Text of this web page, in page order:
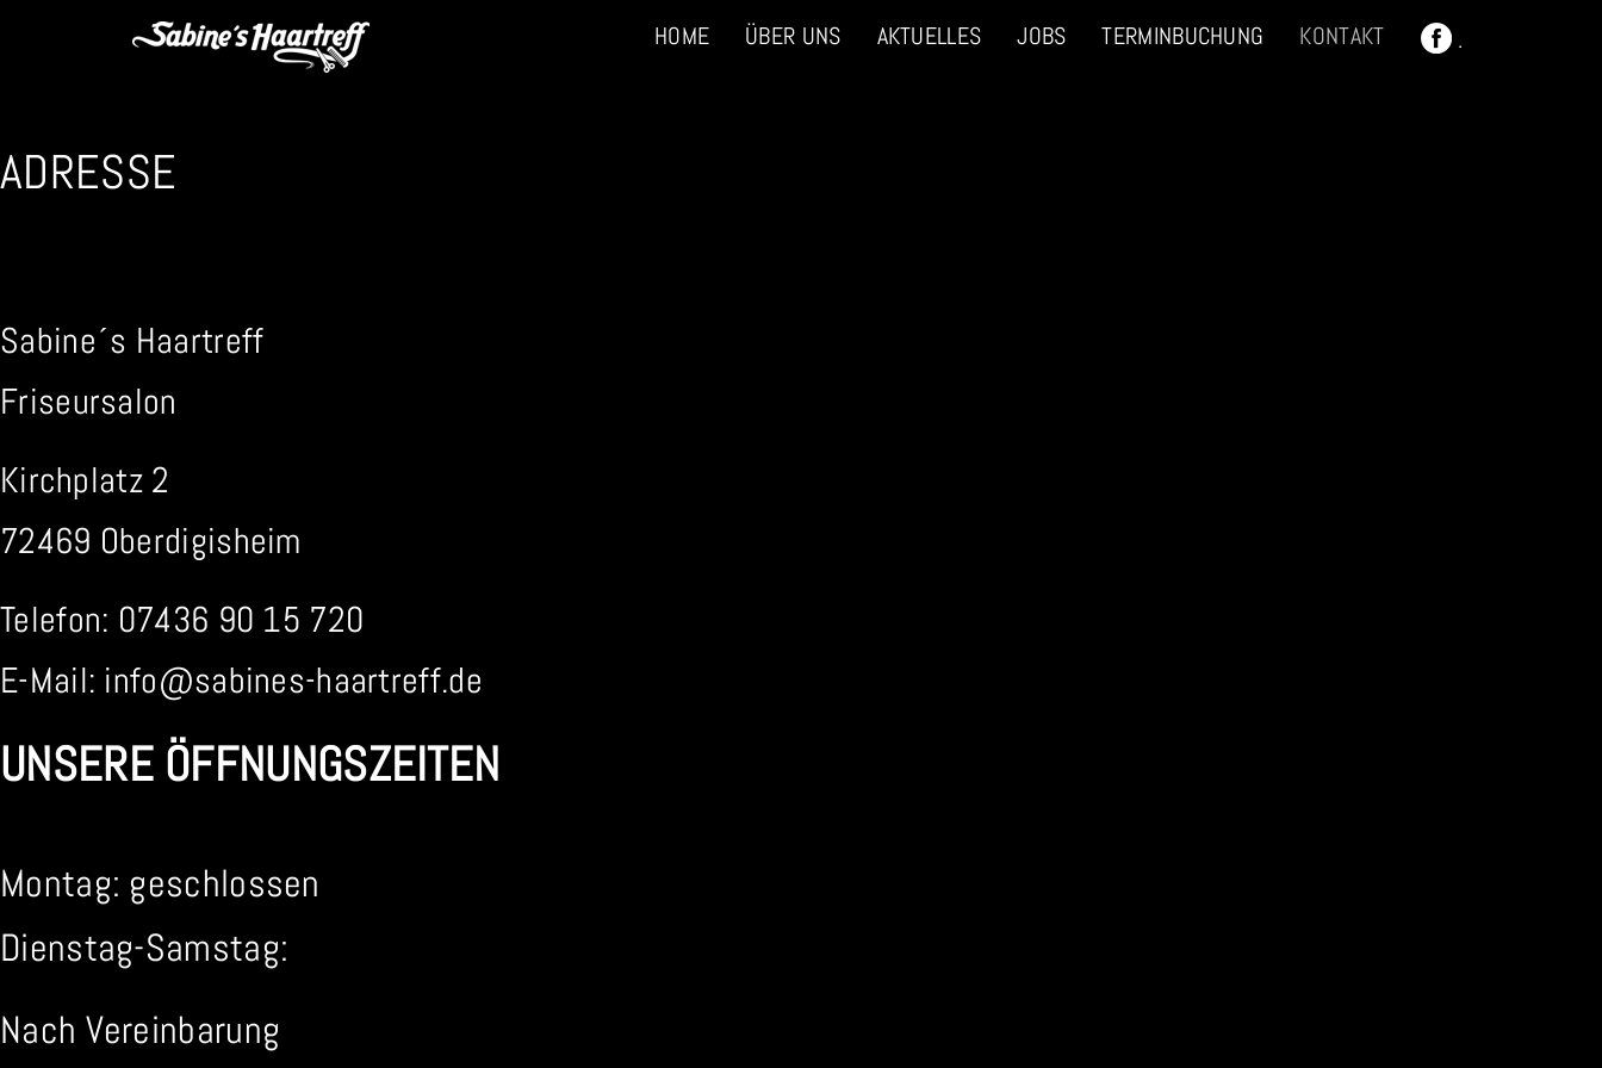
HOME ÜBER UNS AKTUELLES JOBS TERMINBUCHUNG KONTAKT .
ADRESSE
Sabine´s Haartreff
Friseursalon
Kirchplatz 2
72469 Oberdigisheim
Telefon: 07436 90 15 720
E-Mail: info@sabines-haartreff.de
UNSERE ÖFFNUNGSZEITEN
Montag: geschlossen
Dienstag-Samstag:
Nach Vereinbarung